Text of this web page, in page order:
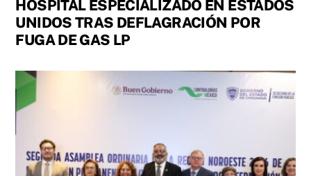
HOSPITAL ESPECIALIZADO EN ESTADOS
UNIDOS TRAS DEFLAGRACIÓN POR
FUGA DE GAS LP